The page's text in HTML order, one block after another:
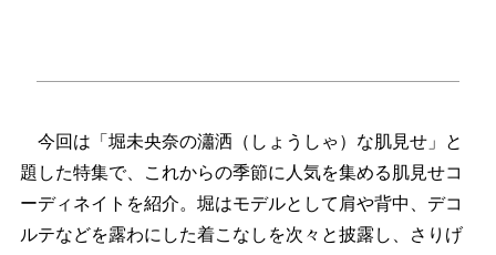
今回は「堀未央奈の瀟洒（しょうしゃ）な肌見せ」と
題した特集で、これからの季節に人気を集める肌見せコ
ーディネイトを紹介。堀はモデルとして肩や背中、デコ
ルテなどを露わにした着こなしを次々と披露し、さりげ